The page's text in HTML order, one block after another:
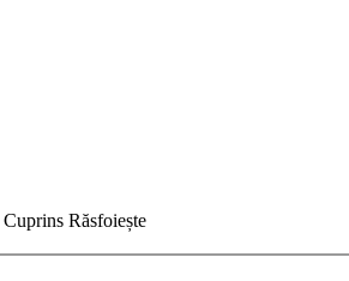
Cuprins Răsfoiește